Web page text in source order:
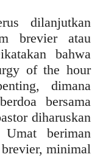
dilanjutkan
brevier atau
bahwa
of the hour
dimana
bersama
diharuskan
beriman
minimal